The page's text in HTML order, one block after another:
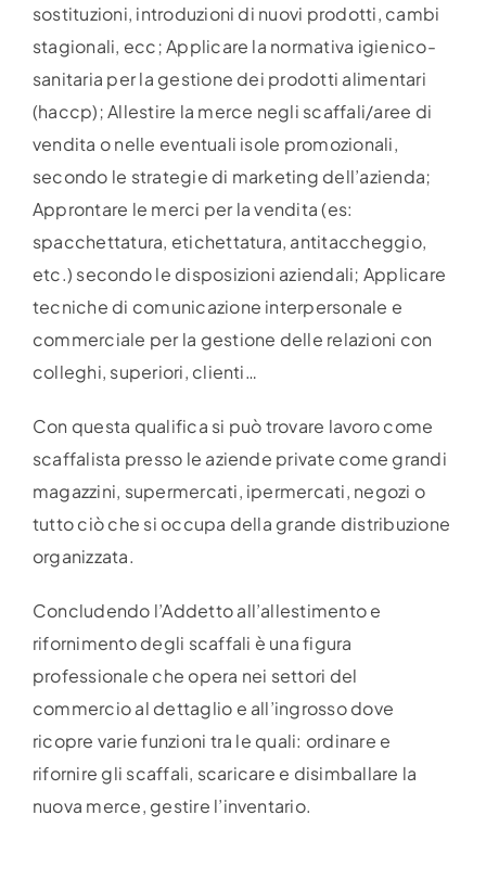
sostituzioni, introduzioni di nuovi prodotti, cambi
stagionali, ecc; Applicare la normativa igienico-
sanitaria per la gestione dei prodotti alimentari
(haccp); Allestire la merce negli scaffali/aree di
vendita o nelle eventuali isole promozionali,
secondo le strategie di marketing dell’azienda;
Approntare le merci per la vendita (es:
spacchettatura, etichettatura, antitaccheggio,
etc.) secondo le disposizioni aziendali; Applicare
tecniche di comunicazione interpersonale e
commerciale per la gestione delle relazioni con
colleghi, superiori, clienti…
Con questa qualifica si può trovare lavoro come
scaffalista presso le aziende private come grandi
magazzini, supermercati, ipermercati, negozi o
tutto ciò che si occupa della grande distribuzione
organizzata.
Concludendo l’Addetto all’allestimento e
rifornimento degli scaffali è una figura
professionale che opera nei settori del
commercio al dettaglio e all’ingrosso dove
ricopre varie funzioni tra le quali: ordinare e
rifornire gli scaffali, scaricare e disimballare la
nuova merce, gestire l’inventario.